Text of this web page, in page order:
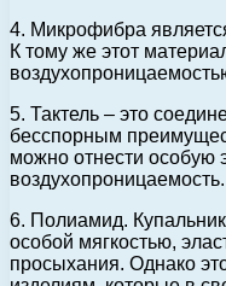
4. Микрофибра
К тому же этот
5. Тактель – это
бесспорным
можно отнести особую
воздухопроницаемость.
6. Полиамид.
особой мягкостью,
просыхания. Однако